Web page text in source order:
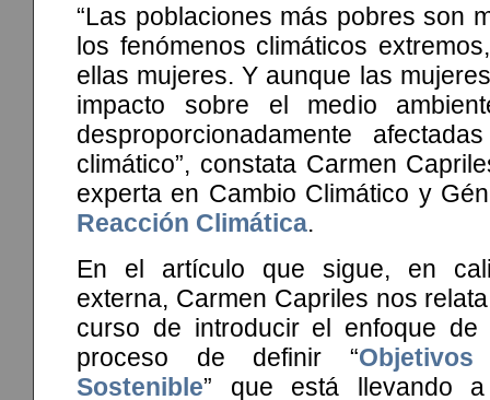
“Las poblaciones más pobres son
los fenómenos climáticos
ellas mujeres. Y aunque las
impacto sobre el medio
desproporcionadamente
climático”, constata Carmen
experta en Cambio Climático y
Reacción Climática.
En el artículo que sigue, en
externa, Carmen Capriles nos
curso de introducir el enfoque de
proceso de definir “
Sostenible” que está llevando